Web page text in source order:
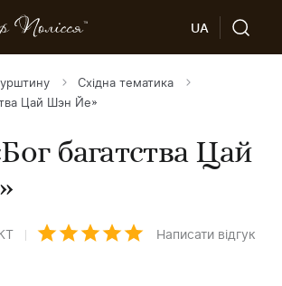
UA
Східна тематика
Цай Шэн Йе»
багатства Цай
Написати відгук